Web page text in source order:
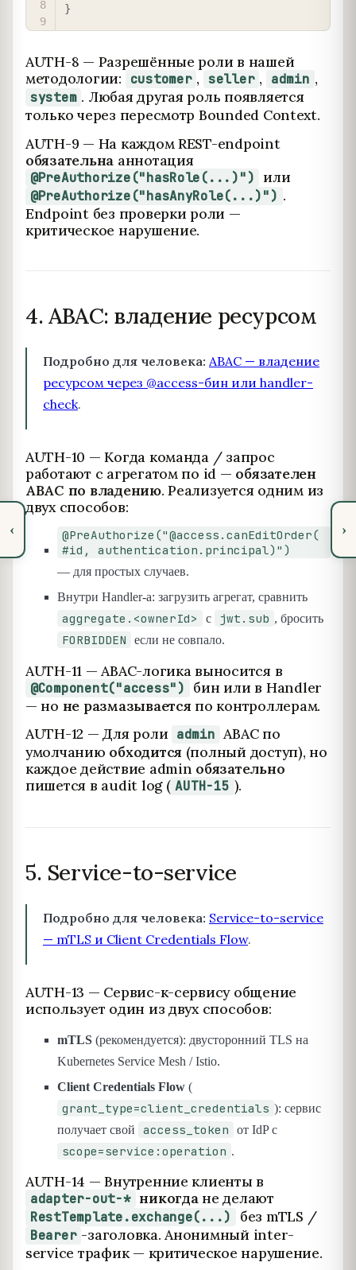
‹
}
AUTH-8 — Разрешённые роли в нашей
методологии:
customer , seller , admin ,
system . Любая другая роль появляется
только через пересмотр Bounded Context.
AUTH-9 — На каждом REST-endpoint
обязательна аннотация
@PreAuthorize("hasRole(...)") или
@PreAuthorize("hasAnyRole(...)") .
Endpoint без проверки роли —
критическое нарушение.
4. ABAC: владение ресурсом
Подробно для человека: ABAC — владение
ресурсом через @access-бин или handler-
check.
AUTH-10 — Когда команда / запрос
работают с агрегатом по id — обязателен
ABAC по владению. Реализуется одним из
двух способов:
@PreAuthorize("@access.canEditOrder(
#id, authentication.principal)")
— для простых случаев.
Внутри Handler-а: загрузить агрегат, сравнить
aggregate.<ownerId> с jwt.sub , бросить
FORBIDDEN если не совпало.
AUTH-11 — ABAC-логика выносится в
@Component("access")
бин или в Handler
— но не размазывается по контроллерам.
AUTH-12 — Для роли admin ABAC по
умолчанию обходится (полный доступ), но
каждое действие admin обязательно
пишется в audit log ( AUTH-15 ).
5. Service-to-service
Подробно для человека: Service-to-service
— mTLS и Client Credentials Flow.
AUTH-13 — Сервис-к-сервису общение
использует один из двух способов:
mTLS (рекомендуется): двусторонний TLS на
Kubernetes Service Mesh / Istio.
Client Credentials Flow (
grant_type=client_credentials ): сервис
получает свой
access_token от IdP с
scope=service:operation .
AUTH-14 — Внутренние клиенты в
adapter-out-* никогдане делают
RestTemplate.exchange(...) без mTLS /
Bearer -заголовка. Анонимный inter-
service трафик — критическое нарушение.
›